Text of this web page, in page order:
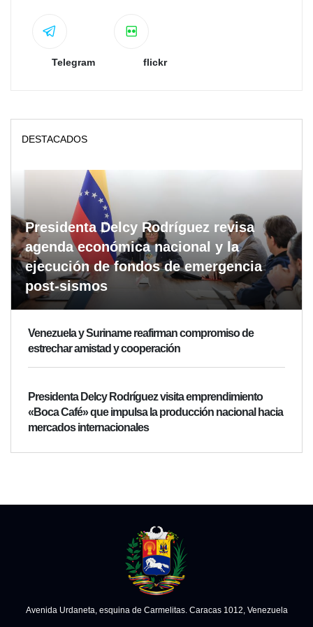
Telegram flickr
DESTACADOS
Presidenta Delcy Rodríguez revisa
agenda económica nacional y la
ejecución de fondos de emergencia
post-sismos
Venezuela y Suriname reafirman compromiso de
estrechar amistad y cooperación
Presidenta Delcy Rodríguez visita emprendimiento
«Boca Café» que impulsa la producción nacional hacia
mercados internacionales
Avenida Urdaneta, esquina de Carmelitas. Caracas 1012, Venezuela